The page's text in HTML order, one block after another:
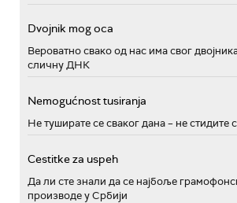
Dvojnik mog oca
Вероватно свако од нас има свог
сличну ДНК
Nemogućnost tusiranja
Не туширате се сваког дана – не стидите
Cestitke za uspeh
Да ли сте знали да се најбоље
производе у Србији